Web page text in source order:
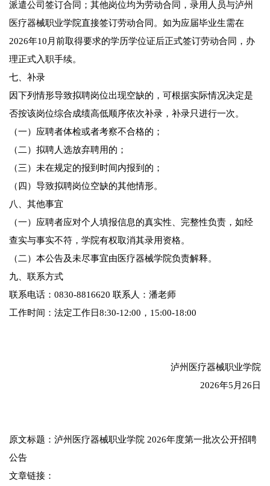
派遣公司签订合同；其他岗位均为劳动合同，录用人员与泸州
医疗器械职业学院直接签订劳动合同。如为应届毕业生需在
2026年10月前取得要求的学历学位证后正式签订劳动合同，办
理正式入职手续。
七、补录
因下列情形导致拟聘岗位出现空缺的，可根据实际情况决定是
否按该岗位综合成绩高低顺序依次补录，补录只进行一次。
（一）应聘者体检或者考察不合格的；
（二）拟聘人选放弃聘用的；
（三）未在规定的报到时间内报到的；
（四）导致拟聘岗位空缺的其他情形。
八、其他事宜
（一）应聘者应对个人填报信息的真实性、完整性负责，如经
查实与事实不符，学院有权取消其录用资格。
（二）本公告及未尽事宜由医疗器械学院负责解释。
九、联系方式
联系电话：0830-8816620 联系人：潘老师
工作时间：法定工作日8:30-12:00，15:00-18:00
泸州医疗器械职业学院
2026年5月26日
原文标题：泸州医疗器械职业学院 2026年度第一批次公开招聘
公告
文章链接：